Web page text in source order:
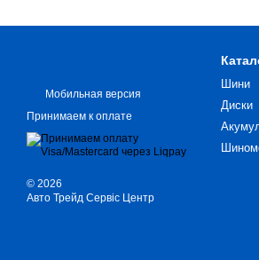
Мобильная версия
Принимаем к оплате
© 2026
Авто Трейд Сервіс Центр
Шини
Диски